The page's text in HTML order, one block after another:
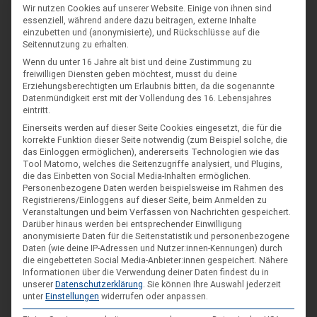
Foto: Annika Heuer
e
seh
r
auf
reg
en
de
und emotionale Versammlung, in der durch die
Aufnahmeanträge eine Spaltung im Landesjugendring
sichtbar wurde, mit der sich in Zukunft noch beschäftigt
werden muss. Es stehen noch weitere Herausforderungen
an, wie z.B. das Fehlen von Finanzen für die personellen
Mittel, der Wiedereinstieg in die Präsenzarbeit und auch das
Finden von weiteren Vorstandsmitgliedern. Der bestehende
Vorstand zeigte sich allerdings zuversichtlich und motiviert,
sodass am Ende alle mit einem guten Gefühl nach Hause
fuhren bzw. auf den “Verlassen”-Button klicken konnten.
Wir nutzen Cookies auf unserer Website. Einige von ihnen sind
essenziell, während andere dazu beitragen, externe Inhalte
einzubetten und (anonymisierte), und Rückschlüsse auf die
Seitennutzung zu erhalten.
Wenn du unter 16 Jahre alt bist und deine Zustimmung zu
freiwilligen Diensten geben möchtest, musst du deine
Erziehungsberechtigten um Erlaubnis bitten, da die sogenannte
Datenmündigkeit erst mit der Vollendung des 16. Lebensjahres
eintritt.
Einerseits werden auf dieser Seite Cookies eingesetzt, die für die
korrekte Funktion dieser Seite notwendig (zum Beispiel solche, die
das Einloggen ermöglichen), andererseits Technologien wie das
Tool Matomo, welches die Seitenzugriffe analysiert, und Plugins,
die das Einbetten von Social Media-Inhalten ermöglichen.
Personenbezogene Daten werden beispielsweise im Rahmen des
Registrierens/Einloggens auf dieser Seite, beim Anmelden zu
Veranstaltungen und beim Verfassen von Nachrichten gespeichert.
Darüber hinaus werden bei entsprechender Einwilligung
anonymisierte Daten für die Seitenstatistik und personenbezogene
Daten (wie deine IP-Adressen und Nutzer:innen-Kennungen) durch
die eingebetteten Social Media-Anbieter:innen gespeichert. Nähere
Informationen über die Verwendung deiner Daten findest du in
unserer Datenschutzerklärung Sie können Ihre Auswahl jederzeit
unter Einstellungen widerrufen oder anpassen.